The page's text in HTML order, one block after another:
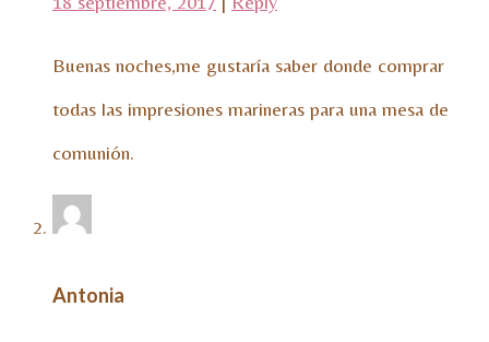
Buenas noches,me gustaría saber donde comprar
todas las impresiones marineras para una mesa de
comunión.
Antonia